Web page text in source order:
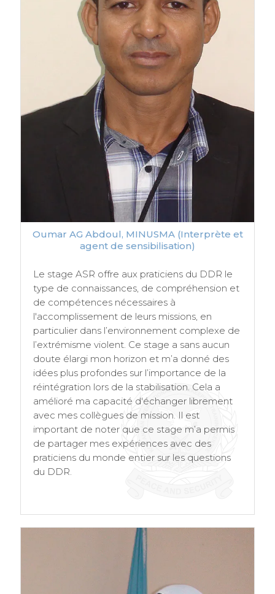
Oumar AG Abdoul, MINUSMA (Interprète et
agent de sensibilisation)
Le stage ASR offre aux praticiens du DDR le
type de connaissances, de compréhension et
de compétences nécessaires à
l'accomplissement de leurs missions, en
particulier dans l’environnement complexe de
l’extrémisme violent. Ce stage a sans aucun
doute élargi mon horizon et m’a donné des
idées plus profondes sur l’importance de la
réintégration lors de la stabilisation. Cela a
amélioré ma capacité d'échanger librement
avec mes collègues de mission. Il est
important de noter que ce stage m’a permis
de partager mes expériences avec des
praticiens du monde entier sur les questions
du DDR.